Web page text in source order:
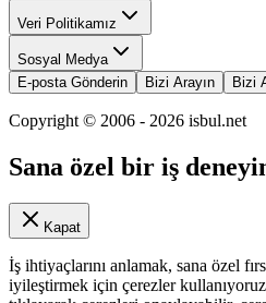
Veri Politikamız
Sosyal Medya
E-posta Gönderin
Bizi Arayın Bizi
Copyright © 2006 - 2026 isbul.net
Sana özel bir iş
Kapat
İş ihtiyaçlarını anlamak, sana özel
iyileştirmek için çerezler